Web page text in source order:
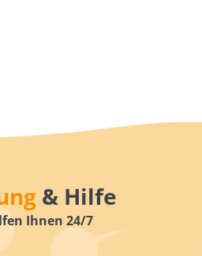
& Hilfe
Ihnen 24/7